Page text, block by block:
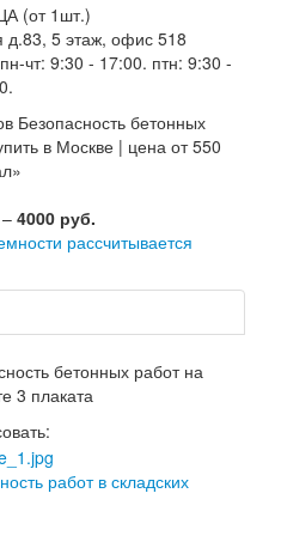
(от 1шт.)
д.83, 5 этаж, офис 518
чт: 9:30 - 17:00. птн: 9:30 -
4000 руб.
рассчитывается
бетонных работ на
3 плаката
работ в складских